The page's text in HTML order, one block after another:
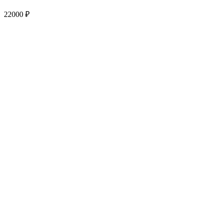
22000 ₽